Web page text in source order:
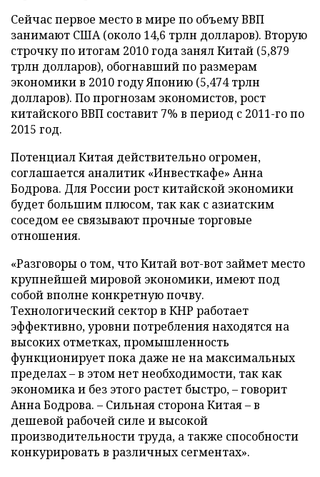
Сейчас первое место в мире по объему ВВП
занимают США (около 14,6 трлн долларов). Вторую
строчку по итогам 2010 года занял Китай (5,879
трлн долларов), обогнавший по размерам
экономики в 2010 году Японию (5,474 трлн
долларов). По прогнозам экономистов, рост
китайского ВВП составит 7% в период с 2011-го по
2015 год.
Потенциал Китая действительно огромен,
соглашается аналитик «Инвесткафе» Анна
Бодрова. Для России рост китайской экономики
будет большим плюсом, так как с азиатским
соседом ее связывают прочные торговые
отношения.
«Разговоры о том, что Китай вот-вот займет место
крупнейшей мировой экономики, имеют под
собой вполне конкретную почву.
Технологический сектор в КНР работает
эффективно, уровни потребления находятся на
высоких отметках, промышленность
функционирует пока даже не на максимальных
пределах – в этом нет необходимости, так как
экономика и без этого растет быстро,–говорит
Анна Бодрова. – Сильная сторона Китая – в
дешевой рабочей силе и высокой
производительности труда, а также способности
конкурировать в различных сегментах».